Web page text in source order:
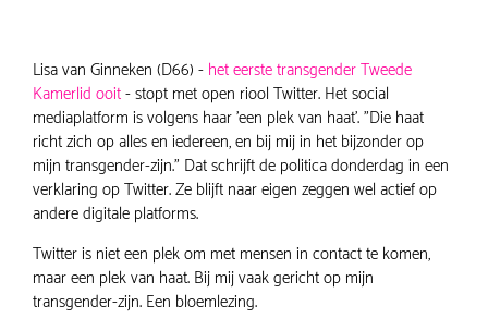
Lisa van Ginneken (D66) - het eerste transgender Tweede
Kamerlid ooit- stopt met open riool Twitter. Het social
mediaplatform is volgens haar 'een plek van haat'. "Die haat
richt zich op alles en iedereen, en bij mij in het bijzonder op
mijn transgender-zijn." Dat schrijft de politica donderdag in een
verklaring op Twitter. Ze blijft naar eigen zeggen wel actief op
andere digitale platforms.
Twitter is niet een plek om met mensen in contact te komen,
maar een plek van haat. Bij mij vaak gericht op mijn
transgender-zijn. Een bloemlezing.